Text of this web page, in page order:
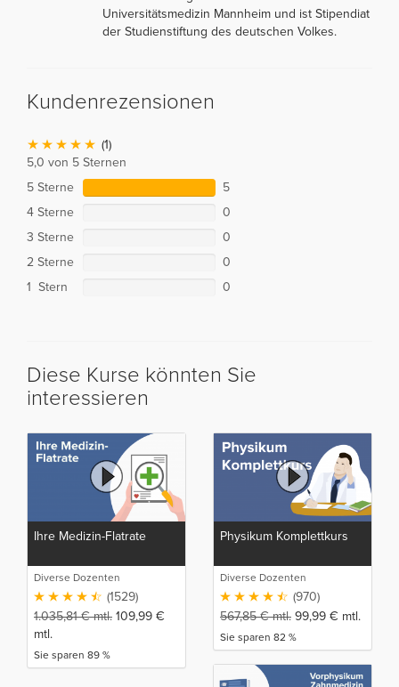
Universitätsmedizin Mannheim und ist Stipendiat
der Studienstiftung des deutschen Volkes.
Kundenrezensionen
(1)
5,0 von 5 Sternen
5 Sterne
5
4 Sterne
0
3 Sterne
0
2 Sterne
0
1 Stern
0
Diese Kurse könnten Sie
interessieren
Ihre Medizin-Flatrate
Diverse Dozenten
(1529)
1.035,81€mtl. 109,99 €
mtl.
Sie sparen 89 %
Physikum Komplettkurs
Diverse Dozenten
(970)
567,85€mtl. 99,99 € mtl.
Sie sparen 82 %